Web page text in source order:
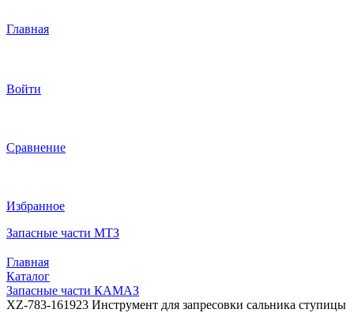
Главная
Войти
Сравнение
Избранное
Запасные части МТЗ
Главная
Каталог
Запасные части КАМАЗ
XZ-783-161923 Инструмент для запресовки сальника ступицы